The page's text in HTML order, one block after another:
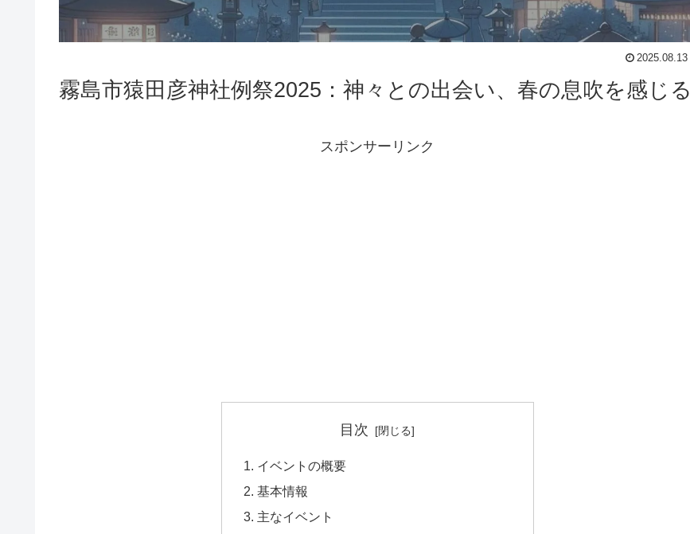
2025.08.13
霧島市猿田彦神社例祭2025：神々との出会い、春の息吹を感じる
スポンサーリンク
目次
イベントの概要
基本情報
主なイベント